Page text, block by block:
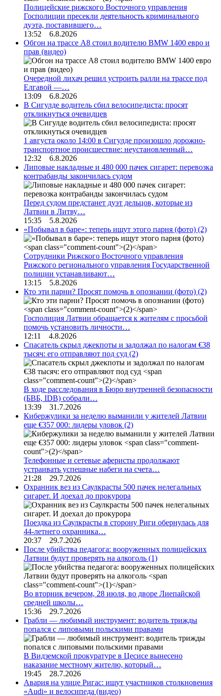
Полицейские рижского Восточного управления
Госполиции пресекли деятельность криминального
дуэта, поставившего…
13:52 6.8.2026
Обгон на трассе А8 стоил водителю BMW 1400 евро и
прав (видео)
Очередной лихач решил устроить ралли на трассе под
Елгавой —…
13:09 6.8.2026
В Сигулде водитель сбил велосипедиста: просят
откликнуться очевидцев
1 августа около 14:00 в Сигулде произошло дорожно-
транспортное происшествие: неустановленный…
12:32 6.8.2026
Липовые накладные и 480 000 пачек сигарет: перевозка
контрабанды закончилась судом
Перед судом предстанет дуэт дельцов, которые из
Латвии в Литву…
15:35 5.8.2026
«Побывал в баре»: теперь ищут этого парня (фото) (2)
Сотрудники Рижского Восточного управления
Рижского регионального управления Государственной
полиции устанавливают…
13:15 5.8.2026
Кто эти парни? Просят помочь в опознании (фото) (2)
Госполиция Латвии обращается к жителям с просьбой
помочь установить личности…
12:11 4.8.2026
Спасатель скрыл джекпоты и задолжал по налогам €38
тысяч: его отправляют под суд (2)
В ходе расследования в Бюро внутренней безопасности
(БВБ, IDB) собрали…
13:39 31.7.2026
Кибержулики за неделю выманили у жителей Латвии
еще €357 000: лидеры уловок (2)
Телефонные и сетевые аферисты продолжают
устраивать успешные набеги на счета…
21:28 29.7.2026
Охранник вез из Саулкрасты 500 пачек нелегальных
сигарет. И доехал до прокурора
Поездка из Саулкрасты в сторону Риги обернулась для
44-летнего охранника…
20:37 29.7.2026
После убийства педагога: вооруженных полицейских
Латвии будут проверять на алкоголь (1)
Во вторник вечером, 28 июля, во дворе Лиепайской
средней школы…
15:36 29.7.2026
Грабли — любимый инструмент: водитель трижды
попался с липовыми польскими правами
В Видземской прокуратуре в Цесисе вынесено
наказание местному жителю, который…
19:45 28.7.2026
Авария на улице Ригас: ищут участников столкновения
«Audi» и велосипеда (видео)